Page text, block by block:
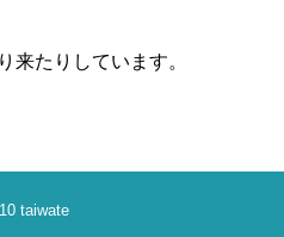
来たりしています。
taiwate